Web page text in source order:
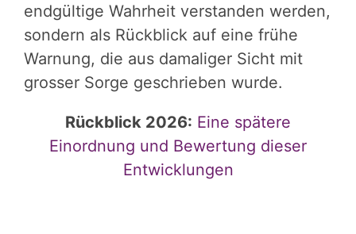
endgültige Wahrheit verstanden werden,
sondern als Rückblick auf eine frühe
Warnung, die aus damaliger Sicht mit
grosser Sorge geschrieben wurde.
Rückblick 2026: Eine spätere
Einordnung und Bewertung dieser
Entwicklungen